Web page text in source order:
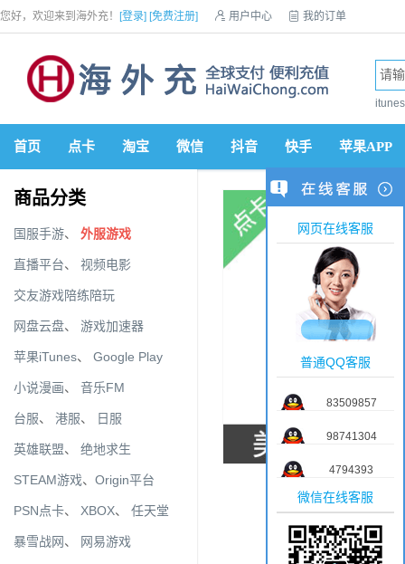
您好，欢迎来到海外充！ [登录] [免费注册]  用户中心  我的订单
首页 点卡 淘宝 微信 抖音 快手 苹果APP
商品分类
国服手游、 外服游戏
直播平台、 视频电影
交友游戏陪练陪玩
网盘云盘、 游戏加速器
苹果iTunes、 Google Play
小说漫画、 音乐FM
台服、 港服、 日服
英雄联盟、 绝地求生
STEAM游戏、 Origin平台
PSN点卡、 XBOX、 任天堂
暴雪战网、 网易游戏
网页在线客服
普通QQ客服
83509857
98741304
4794393
微信在线客服